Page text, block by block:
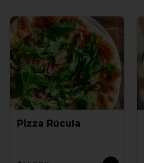
Pizza Rúcula